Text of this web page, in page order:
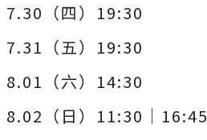
7.30（四）19:30
7.31（五）19:30
8.01（六）14:30
8.02（日）11:30｜16:45